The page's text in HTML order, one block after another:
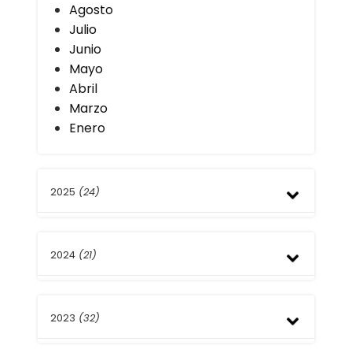
Agosto
Julio
Junio
Mayo
Abril
Marzo
Enero
2025 (24)
Noviembre
Agosto
2024 (21)
Noviembre
2023 (32)